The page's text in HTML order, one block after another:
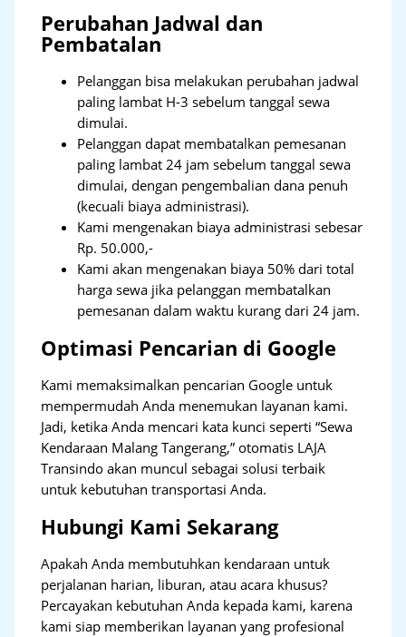
Perubahan Jadwal dan
Pembatalan
Pelanggan bisa melakukan perubahan jadwal
paling lambat H-3 sebelum tanggal sewa
dimulai.
Pelanggan dapat membatalkan pemesanan
paling lambat 24 jam sebelum tanggal sewa
dimulai, dengan pengembalian dana penuh
(kecuali biaya administrasi).
Kami mengenakan biaya administrasi sebesar
Rp. 50.000,-
Kami akan mengenakan biaya 50% dari total
harga sewa jika pelanggan membatalkan
pemesanan dalam waktu kurang dari 24 jam.
Optimasi Pencarian di Google
Kami memaksimalkan pencarian Google untuk
mempermudah Anda menemukan layanan kami.
Jadi, ketika Anda mencari kata kunci seperti “Sewa
Kendaraan Malang Tangerang,” otomatis LAJA
Transindo akan muncul sebagai solusi terbaik
untuk kebutuhan transportasi Anda.
Hubungi Kami Sekarang
Apakah Anda membutuhkan kendaraan untuk
perjalanan harian, liburan, atau acara khusus?
Percayakan kebutuhan Anda kepada kami, karena
kami siap memberikan layanan yang profesional